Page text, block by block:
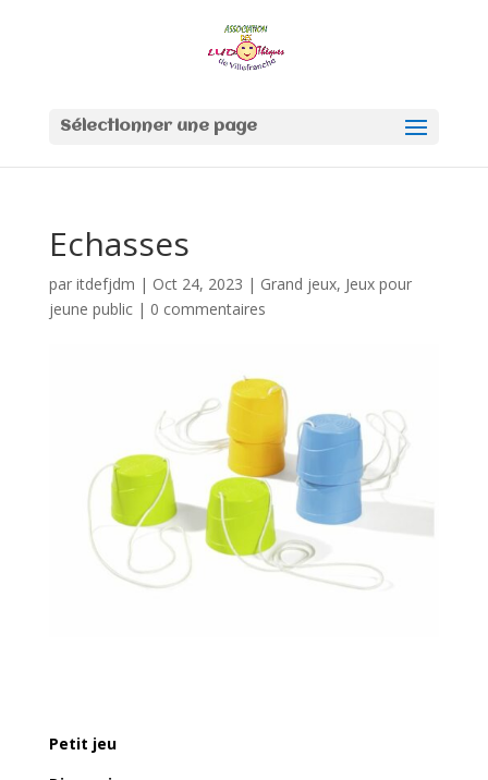
Sélectionner une page
Echasses
par itdefjdm | Oct 24, 2023 | Grand jeux, Jeux pour
jeune public| 0 commentaires
Petit jeu